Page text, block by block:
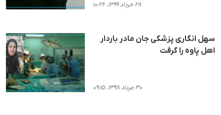
۲۸ خرداد ۱۳۹۹، ۱۰:۲۶
سهل انگاری پزشكی جان مادر باردار
اهل پاوە را گرفت
۳۰ مرداد ۱۳۹۸، ۰۹:۱۵